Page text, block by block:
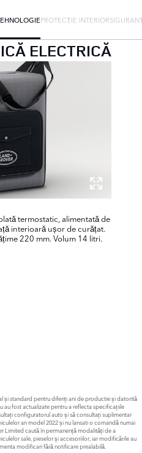
PROTECȚIE INTERIOR
ELECTRICĂ
termostatic, alimentată de
interioară ușor de curățat.
220 mm. Volum 14 litri.
și standard pentru diferiți ani de productie și datorită
au fost actualizate pentru a reflecta specificațiile
configuratorul auto și să consultați suplimentar
an model 2022 și nu lansati o comandă numai
Limited caută în permanență modalități de a
sale, pieselor și accesoriilor, iar modificările au
modificari fără notificare prealabilă.